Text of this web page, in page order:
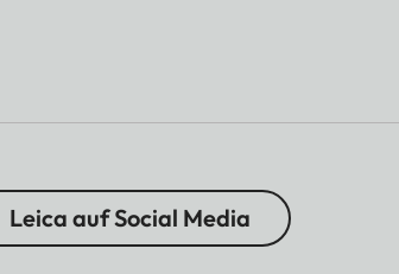
Leica auf Social Media